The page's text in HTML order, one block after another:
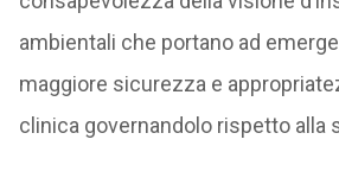
ambientali che portano ad
maggiore sicurezza e
clinica governandolo rispetto alla